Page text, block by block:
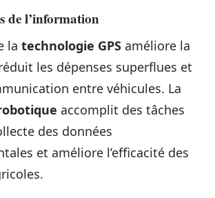
de l’information
la technologie GPS améliore la
les dépenses superflues et
entre véhicules. La
accomplit des tâches
des données
et améliore l’efficacité des